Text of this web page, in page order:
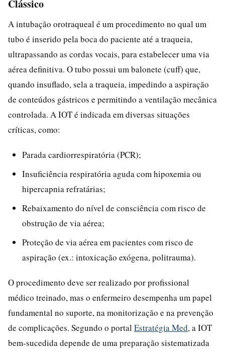
Clássico
A intubação orotraqueal é um procedimento no qual um
tubo é inserido pela boca do paciente até a traqueia,
ultrapassando as cordas vocais, para estabelecer uma via
aérea definitiva. O tubo possui um balonete (cuff) que,
quando insuflado, sela a traqueia, impedindo a aspiração
de conteúdos gástricos e permitindo a ventilação mecânica
controlada. A IOT é indicada em diversas situações
críticas, como:
Parada cardiorrespiratória (PCR);
Insuficiência respiratória aguda com hipoxemia ou
hipercapnia refratárias;
Rebaixamento do nível de consciência com risco de
obstrução de via aérea;
Proteção de via aérea em pacientes com risco de
aspiração (ex.: intoxicação exógena, politrauma).
O procedimento deve ser realizado por profissional
médico treinado, mas o enfermeiro desempenha um papel
fundamental no suporte, na monitorização e na prevenção
de complicações. Segundo o portal Estratégia Med, a IOT
bem-sucedida depende de uma preparação sistematizada